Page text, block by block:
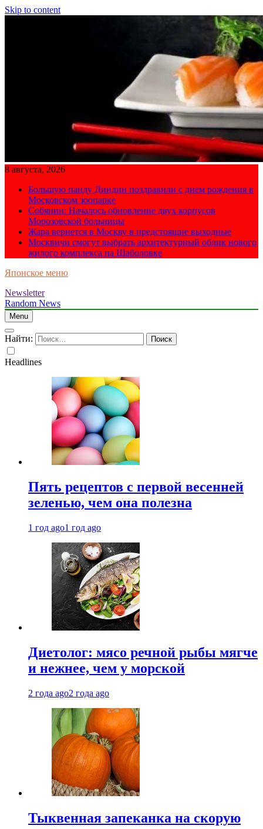
Skip to content
8 августа, 2026
Большую панду Диндин поздравили с днем рождения в
Московском зоопарке
Собянин: Началось обновление двух корпусов
Морозовской больницы
Жара вернется в Москву в предстоящие выходные
Москвичи смогут выбрать архитектурный облик нового
жилого комплекса на Шаболовке
Японское меню
Newsletter
Random News
Menu
Найти:
Headlines
Пять рецептов с первой весенней
зеленью, чем она полезна
1 год ago1 год ago
Диетолог: мясо речной рыбы мягче
и нежнее, чем у морской
2 года ago2 года ago
Тыквенная запеканка на скорую